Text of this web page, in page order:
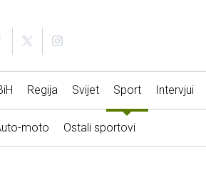
Regija Svijet Sport Intervjui
moto Ostali sportovi